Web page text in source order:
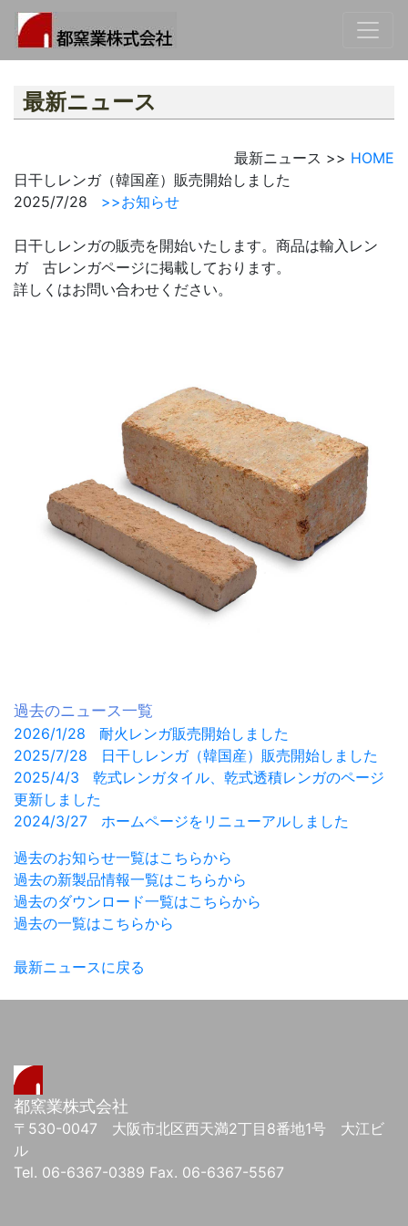
最新ニュース
最新ニュース >> HOME
日干しレンガ（韓国産）販売開始しました
2025/7/28 >>お知らせ
日干しレンガの販売を開始いたします。商品は輸入レン
ガ 古レンガページに掲載しております。
詳しくはお問い合わせください。
過去のニュース一覧
2026/1/28 耐火レンガ販売開始しました
2025/7/28 日干しレンガ（韓国産）販売開始しました
2025/4/3 乾式レンガタイル、乾式透積レンガのページ
更新しました
2024/3/27 ホームページをリニューアルしました
過去のお知らせ一覧はこちらから
過去の新製品情報一覧はこちらから
過去のダウンロード一覧はこちらから
過去の一覧はこちらから
最新ニュースに戻る
都窯業株式会社
〒530-0047 大阪市北区西天満2丁目8番地1号 大江ビ
ル
Tel. 06-6367-0389 Fax. 06-6367-5567